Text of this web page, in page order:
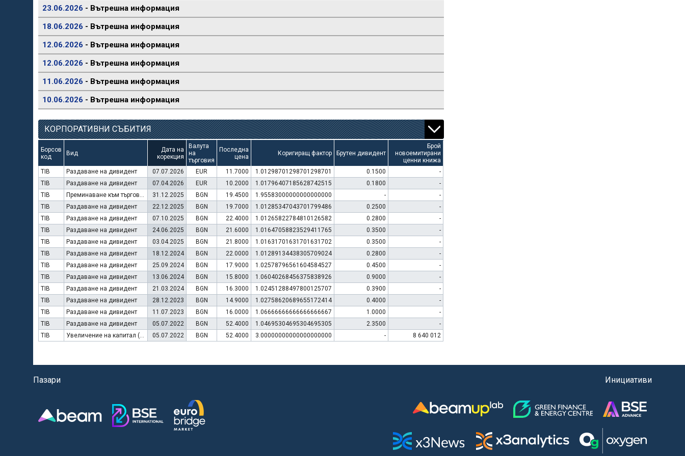
23.06.2026 - Вътрешна информация
18.06.2026 - Вътрешна информация
12.06.2026 - Вътрешна информация
12.06.2026 - Вътрешна информация
11.06.2026 - Вътрешна информация
10.06.2026 - Вътрешна информация
КОРПОРАТИВНИ СЪБИТИЯ
Борсов
код
Вид
Дата на
корекция
Валута
на
търговия
Последна
цена
Коригиращ фактор Брутен дивидент
Брой
новоемитирани
ценни книжа
TIB
Раздаване на дивидент 07.07.2026 EUR 11.7000 1.01298701298701298701 0.1500
-
TIB
Раздаване на дивидент 07.04.2026 EUR 10.2000 1.01796407185628742515 0.1800
-
TIB
Преминаване към търговия в Евро 31.12.2025 BGN 19.4500 1.95583000000000000000 -
-
TIB
Раздаване на дивидент 22.12.2025 BGN 19.7000 1.01285347043701799486 0.2500
-
TIB
Раздаване на дивидент 07.10.2025 BGN 22.4000 1.01265822784810126582 0.2800
-
TIB
Раздаване на дивидент 24.06.2025 BGN 21.6000 1.01647058823529411765 0.3500
-
TIB
Раздаване на дивидент 03.04.2025 BGN 21.8000 1.01631701631701631702 0.3500
-
TIB
Раздаване на дивидент 18.12.2024 BGN 22.0000 1.01289134438305709024 0.2800
-
TIB
Раздаване на дивидент 25.09.2024 BGN 17.9000 1.02578796561604584527 0.4500
-
TIB
Раздаване на дивидент 13.06.2024 BGN 15.8000 1.06040268456375838926 0.9000
-
TIB
Раздаване на дивидент 21.03.2024 BGN 16.3000 1.02451288497800125707 0.3900
-
TIB
Раздаване на дивидент 28.12.2023 BGN 14.9000 1.02758620689655172414 0.4000
-
TIB
Раздаване на дивидент 11.07.2023 BGN 16.0000 1.06666666666666666667 1.0000
-
TIB
Раздаване на дивидент 05.07.2022 BGN 52.4000 1.04695304695304695305 2.3500
-
TIB
Увеличение на капитал (резерви) 05.07.2022 BGN 52.4000 3.00000000000000000000 - 8 640 012
Пазари Инициативи